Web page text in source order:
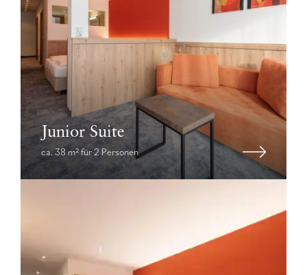
Junior Suite
ca. 38 m² für 2 Personen